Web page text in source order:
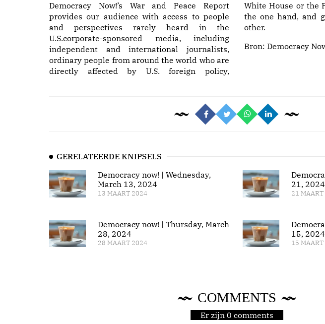
Democracy Now!’s War and Peace Report
provides our audience with access to people
and perspectives rarely heard in the
U.S.corporate-sponsored media, including
independent and international journalists,
ordinary people from around the world who are
directly affected by U.S. foreign policy,
White House or the
the one hand, and
other.
Bron: Democracy
GERELATEERDE KNIPSELS
Democracy now! | Wednesday,
March 13, 2024
13 MAART 2024
Democracy now! | Thursday, March
28, 2024
28 MAART 2024
21, 2024
21
15, 2024
15
COMMENTS
Er zijn 0 comments